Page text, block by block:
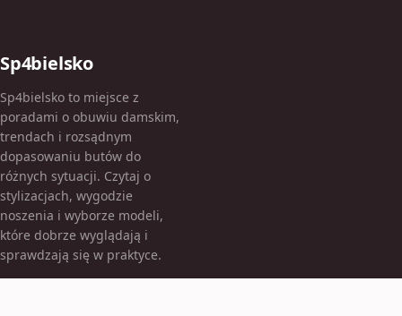
Sp4bielsko
Sp4bielsko to miejsce z
poradami o obuwiu damskim,
trendach i rozsądnym
dopasowaniu butów do
różnych sytuacji. Czytaj o
stylizacjach, wygodzie
noszenia i wyborze modeli,
które dobrze wyglądają i
sprawdzają się w praktyce.